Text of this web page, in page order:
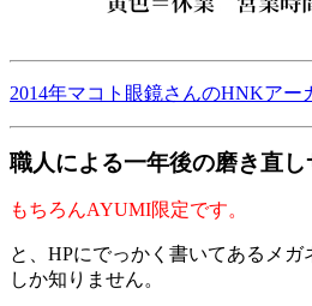
2014年マコト眼鏡さんのHNKアー
職人による一年後の磨き直し
もちろんAYUMI限定です。
と、HPにでっかく書いてあるメ
しか知りません。